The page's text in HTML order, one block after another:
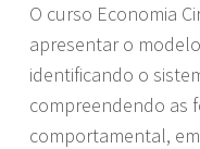
O curso Economia
apresentar o
identificando o
compreendendo as
comportamental,